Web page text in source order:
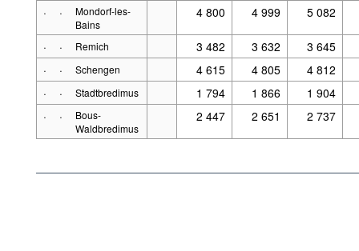
· ·
Mondorf-les-
Bains
4 800 4 999 5 082
· · Remich 3 482 3 632
3 645
· · Schengen 4 615 4 805
4 812
· · Stadtbredimus 1 794 1 866
1 904
· ·
Bous-
Waldbredimus
2 447 2 651 2 737